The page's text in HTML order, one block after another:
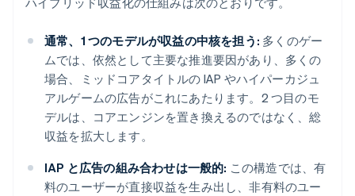
通常、1 つのモデルが収益の中核を担う: 多くのゲー
ムでは、依然として主要な推進要因があり、多くの
場合、ミッドコアタイトルの IAP やハイパーカジュ
アルゲームの広告がこれにあたります。2 つ目のモ
デルは、コアエンジンを置き換えるのではなく、総
収益を拡大します。
IAP と広告の組み合わせは一般的: この構造では、有
料のユーザーが直接収益を生み出し、非有料のユー